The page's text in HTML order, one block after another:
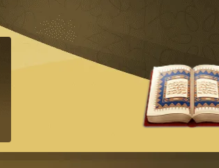
قال تعالى
المغفرة لأنها أغلى جائزة، وهي مفتاح باب العطايا التي